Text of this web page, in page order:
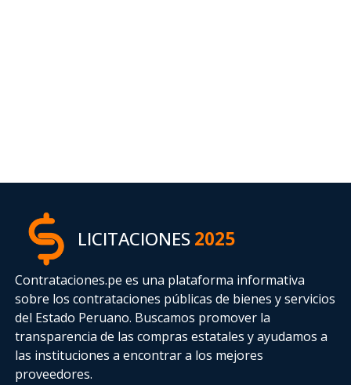
LICITACIONES2025
Contrataciones.pe es una plataforma informativa
sobre los contrataciones públicas de bienes y servicios
del Estado Peruano. Buscamos promover la
transparencia de las compras estatalesy ayudamos a
las instituciones a encontrar a los mejores
proveedores.